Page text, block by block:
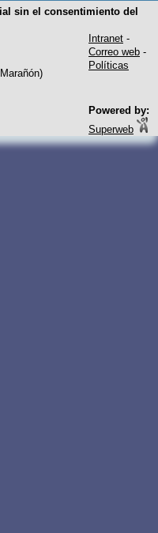
sin el consentimiento del
Intranet -
Correo web -
Políticas
Powered by:
Superweb